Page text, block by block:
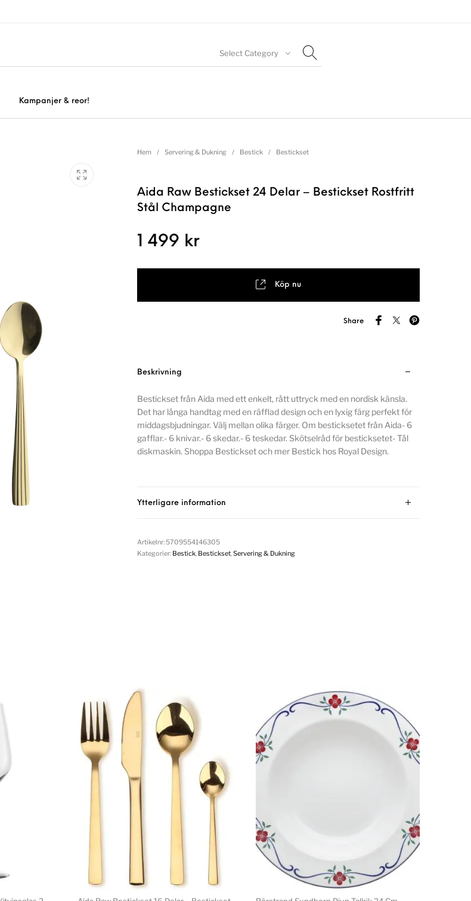
Select Category
Kampanjer & reor!
Hem / Servering & Dukning / Bestick / Bestickset
Aida Raw Bestickset 24 Delar – Bestickset Rostfritt
Stål Champagne
1 499 kr
Köp nu
Share
Beskrivning
Bestickset från Aida med ett enkelt, rått uttryck med en nordisk känsla.
Det har långa handtag med en räfflad design och en lyxig färg perfekt för
middagsbjudningar. Välj mellan olika färger. Om besticksetet från Aida- 6
gafflar.- 6 knivar.- 6 skedar.- 6 teskedar. Skötselråd för besticksetet- Tål
diskmaskin. Shoppa Bestickset och mer Bestick hos Royal Design.
Ytterligare information
Artikelnr: 5709554146305
Kategorier: Bestick, Bestickset, Servering & Dukning